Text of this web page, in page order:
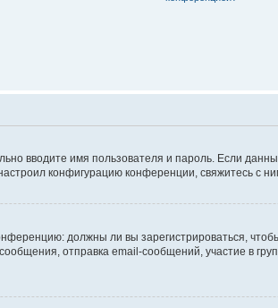
вводите имя пользователя и пароль. Если
конфигурацию конференции, свяжитесь с
должны ли вы зарегистрироваться,
отправка email-сообщений, участие в